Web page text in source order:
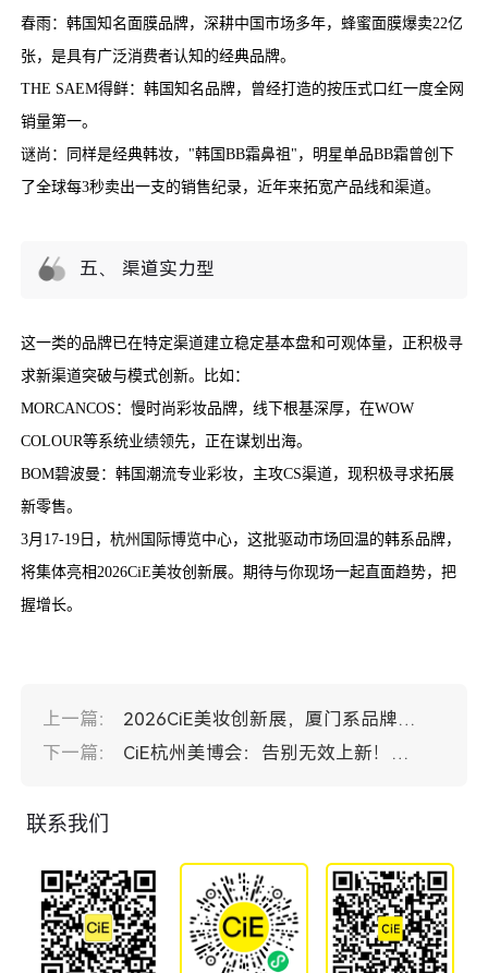
春雨：韩国知名面膜品牌，深耕中国市场多年，蜂蜜面膜爆卖22亿
张，是具有广泛消费者认知的经典品牌。
THE SAEM得鲜：韩国知名品牌，曾经打造的按压式口红一度全网
销量第一。
谜尚：同样是经典韩妆，"韩国BB霜鼻祖"，明星单品BB霜曾创下
了全球每3秒卖出一支的销售纪录，近年来拓宽产品线和渠道。
五、 渠道实力型
这一类的品牌已在特定渠道建立稳定基本盘和可观体量，正积极寻
求新渠道突破与模式创新。比如：
MORCANCOS：慢时尚彩妆品牌，线下根基深厚，在WOW
COLOUR等系统业绩领先，正在谋划出海。
BOM碧波曼：韩国潮流专业彩妆，主攻CS渠道，现积极寻求拓展
新零售。
3月17-19日，杭州国际博览中心，这批驱动市场回温的韩系品牌，
将集体亮相2026CiE美妆创新展。期待与你现场一起直面趋势，把
握增长。
上一篇：
2026CiE美妆创新展，厦门系品牌走向线下
下一篇：
CiE杭州美博会：告别无效上新！30+引流品牌已就位
联系我们